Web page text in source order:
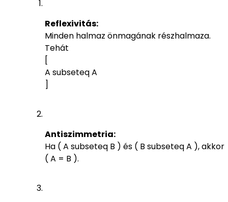
Reflexivitás:
Minden halmaz önmagának részhalmaza.
Tehát
[
A subseteq A
]
Antiszimmetria:
Ha ( A subseteq B ) és ( B subseteq A ), akkor
( A = B ).